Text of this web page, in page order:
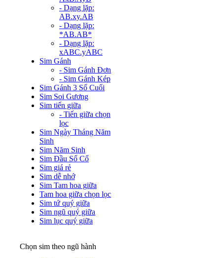
- Dạng lặp:
AB.xy.AB
- Dạng lặp:
*AB.AB*
- Dạng lặp:
xABC.yABC
Sim Gánh
- Sim Gánh Đơn
- Sim Gánh Kép
Sim Gánh 3 Số Cuối
Sim Soi Gương
Sim tiến giữa
- Tiến giữa chọn
lọc
Sim Ngày Tháng Năm
Sinh
Sim Năm Sinh
Sim Đầu Số Cổ
Sim giá rẻ
Sim dễ nhớ
Sim Tam hoa giữa
Tam hoa giữa chọn lọc
Sim tứ quý giữa
Sim ngũ quý giữa
Sim lục quý giữa
Chọn sim theo ngũ hành